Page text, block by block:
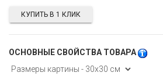
ОСНОВНЫЕ СВОЙСТВА ТОВАРА
КУПИТЬ В 1 КЛИК